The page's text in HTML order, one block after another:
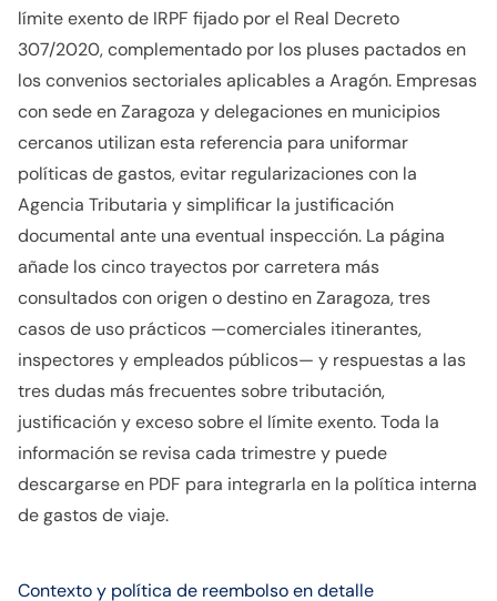
límite exento de IRPF fijado por el Real Decreto
307/2020, complementado por los pluses pactados en
los convenios sectoriales aplicables a Aragón. Empresas
con sede en Zaragoza y delegaciones en municipios
cercanos utilizan esta referencia para uniformar
políticas de gastos, evitar regularizaciones con la
Agencia Tributaria y simplificar la justificación
documental ante una eventual inspección. La página
añade los cinco trayectos por carretera más
consultados con origen o destino en Zaragoza, tres
casos de uso prácticos —comerciales itinerantes,
inspectores y empleados públicos— y respuestas a las
tres dudas más frecuentes sobre tributación,
justificación y exceso sobre el límite exento. Toda la
información se revisa cada trimestre y puede
descargarse en PDF para integrarla en la política interna
de gastos de viaje.
Contexto y política de reembolso en detalle